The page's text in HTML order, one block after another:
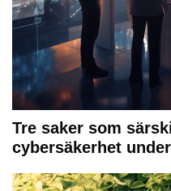
Tre saker som
cybersäkerhet